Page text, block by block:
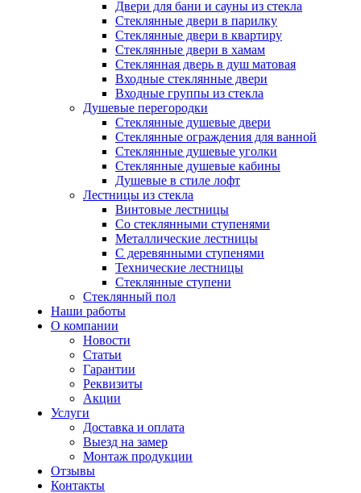
Двери для бани и сауны из стекла
Стеклянные двери в парилку
Стеклянные двери в квартиру
Стеклянные двери в хамам
Стеклянная дверь в душ матовая
Входные стеклянные двери
Входные группы из стекла
Душевые перегородки
Стеклянные душевые двери
Стеклянные ограждения для ванной
Стеклянные душевые уголки
Стеклянные душевые кабины
Душевые в стиле лофт
Лестницы из стекла
Винтовые лестницы
Со стеклянными ступенями
Металлические лестницы
С деревянными ступенями
Технические лестницы
Стеклянные ступени
Стеклянный пол
Наши работы
О компании
Новости
Статьи
Гарантии
Реквизиты
Акции
Услуги
Доставка и оплата
Выезд на замер
Монтаж продукции
Отзывы
Контакты